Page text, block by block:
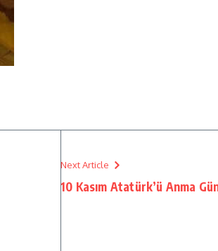
Next Article
10 Kasım Atatürk’ü Anma